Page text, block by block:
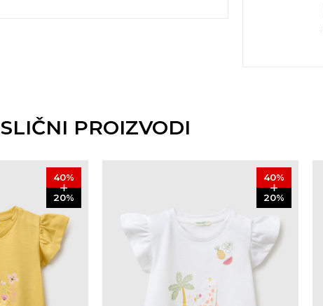
SLIČNI PROIZVODI
40%
20%
40%
20%